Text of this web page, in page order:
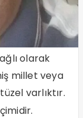
olarak
millet veya
varlıktır.